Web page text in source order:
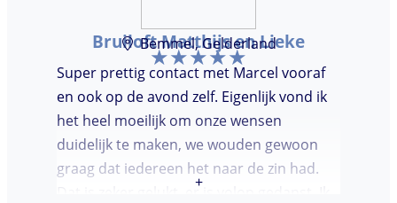
Bruiloft Matthijs en Lieke
Bemmel, Gelderland
Super prettig contact met Marcel vooraf
en ook op de avond zelf. Eigenlijk vond ik
het heel moeilijk om onze wensen
duidelijk te maken, we wouden gewoon
graag dat iedereen het naar de zin had.
Dat is zeker gelukt, er is volop gedanst. Ik
+